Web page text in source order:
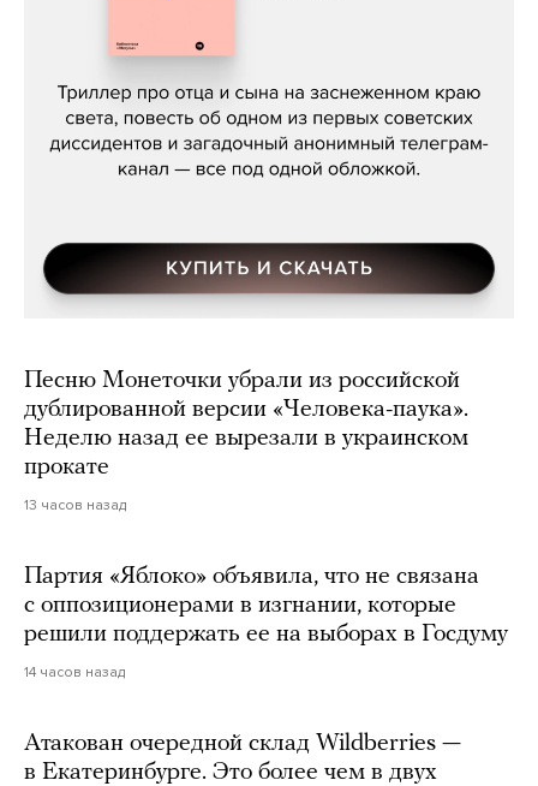
Даниил Туровский, «Разрыв»
Песню Монеточки убрали из российской
дублированной версии «Человека-паука».
Неделю назад ее вырезали в украинском
прокате
13 часов назад
Партия «Яблоко» объявила, что не связана
с оппозиционерами в изгнании, которые
решили поддержать ее на выборах в Госдуму
14 часов назад
Атакован очередной склад Wildberries —
в Екатеринбурге. Это более чем в двух